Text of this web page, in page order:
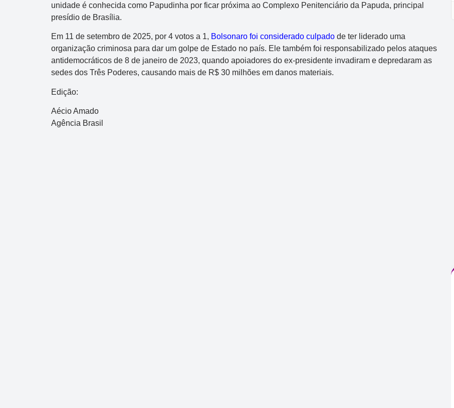
unidade é conhecida como Papudinha por ficar próxima ao Complexo Penitenciário da Papuda, principal
presídio de Brasília.
Em 11 de setembro de 2025, por 4 votos a 1, Bolsonaro foi considerado culpado de ter liderado uma
organização criminosa para dar um golpe de Estado no país. Ele também foi responsabilizado pelos ataques
antidemocráticos de 8 de janeiro de 2023, quando apoiadores do ex-presidente invadiram e depredaram as
sedes dos Três Poderes, causando mais de R$ 30 milhões em danos materiais.
Edição:
Aécio Amado
Agência Brasil